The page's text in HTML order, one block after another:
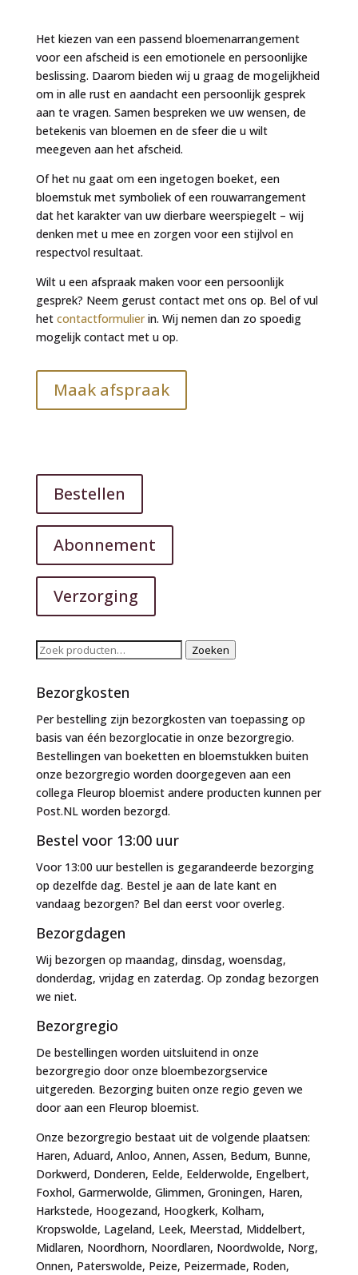
Het kiezen van een passend bloemenarrangement
voor een afscheid is een emotionele en persoonlijke
beslissing. Daarom bieden wij u graag de mogelijkheid
om in alle rust en aandacht een persoonlijk gesprek
aan te vragen. Samen bespreken we uw wensen, de
betekenis van bloemen en de sfeer die u wilt
meegeven aan het afscheid.
Of het nu gaat om een ingetogen boeket, een
bloemstuk met symboliek of een rouwarrangement
dat het karakter van uw dierbare weerspiegelt – wij
denken met u mee en zorgen voor een stijlvol en
respectvol resultaat.
Wilt u een afspraak maken voor een persoonlijk
gesprek? Neem gerust contact met ons op. Bel of vul
het contactformulierin. Wij nemen dan zo spoedig
mogelijk contact met u op.
Maak afspraak
Bestellen
Abonnement
Verzorging
Zoeken
Zoeken
Bezorgkosten
Per bestelling zijn bezorgkosten van toepassing op
basis van één bezorglocatie in onze bezorgregio.
Bestellingen van boeketten en bloemstukken buiten
onze bezorgregio worden doorgegeven aan een
collega Fleurop bloemist andere producten kunnen per
Post.NL worden bezorgd.
Bestel voor 13:00 uur
Voor 13:00 uur bestellen is gegarandeerde bezorging
op dezelfde dag. Bestel je aan de late kant en
vandaag bezorgen? Bel dan eerst voor overleg.
Bezorgdagen
Wij bezorgen op maandag, dinsdag, woensdag,
donderdag, vrijdag en zaterdag. Op zondag bezorgen
we niet.
Bezorgregio
De bestellingen worden uitsluitend in onze
bezorgregio door onze bloembezorgservice
uitgereden. Bezorging buiten onze regio geven we
door aan een Fleurop bloemist.
Onze bezorgregio bestaat uit de volgende plaatsen:
Haren, Aduard, Anloo, Annen, Assen, Bedum, Bunne,
Dorkwerd, Donderen, Eelde, Eelderwolde, Engelbert,
Foxhol, Garmerwolde, Glimmen, Groningen, Haren,
Harkstede, Hoogezand, Hoogkerk, Kolham,
Kropswolde, Lageland, Leek, Meerstad, Middelbert,
Midlaren, Noordhorn, Noordlaren, Noordwolde, Norg,
Onnen, Paterswolde, Peize, Peizermade, Roden,